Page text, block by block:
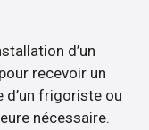
d’un
recevoir un
frigoriste ou
nécessaire.